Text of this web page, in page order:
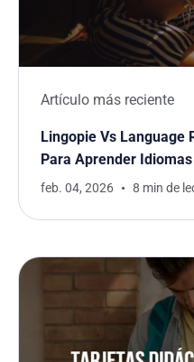
Artículo más reciente
Lingopie Vs Language
Para Aprender Idiomas
feb. 04, 2026 8 min de